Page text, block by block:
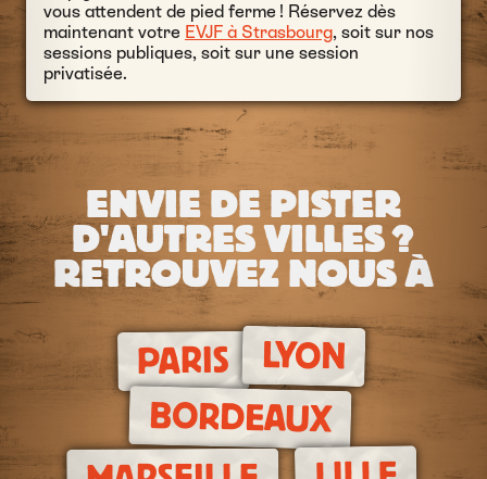
vous attendent de pied ferme ! Réservez dès
maintenant votre EVJF à Strasbourg, soit sur nos
sessions publiques, soit sur une session
privatisée.
ENVIE DE PISTER
D'AUTRES VILLES ?
RETROUVEZ NOUS À
PARIS LYON
BORDEAUX